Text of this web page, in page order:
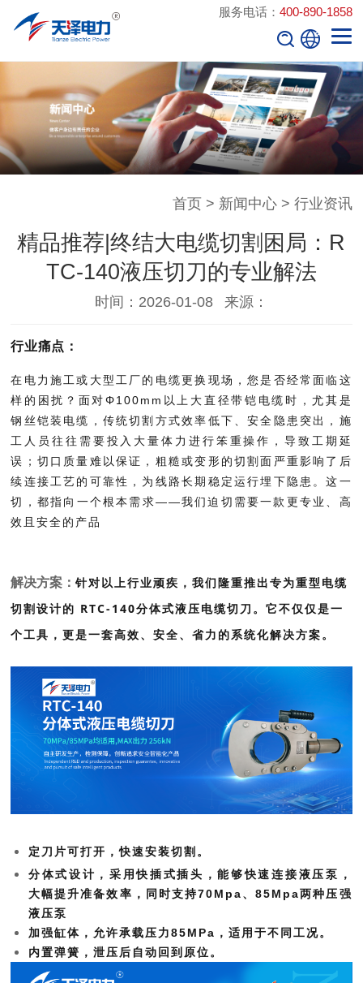
服务电话： 400-890-1858
首页> 新闻中心> 行业资讯
精品推荐|终结大电缆切割困局：R
TC-140液压切刀的专业解法
时间：2026-01-08 来源：
行业痛点：
在电力施工或大型工厂的电缆更换现场，您是否经常面临这
样的困扰？面对Φ100mm以上大直径带铠电缆时，尤其是
钢丝铠装电缆，传统切割方式效率低下、安全隐患突出，施
工人员往往需要投入大量体力进行笨重操作，导致工期延
误；切口质量难以保证，粗糙或变形的切割面严重影响了后
续连接工艺的可靠性，为线路长期稳定运行埋下隐患。这一
切，都指向一个根本需求——我们迫切需要一款更专业、高
效且安全的产品
解决方案：针对以上行业顽疾，我们隆重推出专为重型电缆
切割设计的 RTC-140分体式液压电缆切刀。它不仅仅是一
个工具，更是一套高效、安全、省力的系统化解决方案。
定刀片可打开，快速安装切割。
分体式设计，采用快插式插头，能够快速连接液压泵，
大幅提升准备效率，同时支持70Mpa、85Mpa两种压强
液压泵
加强缸体，允许承载压力85MPa，适用于不同工况。
内置弹簧，泄压后自动回到原位。